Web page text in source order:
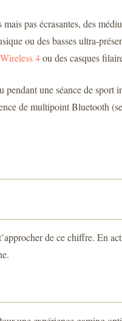
pas écrasantes, des
ou des basses ultra-
4ou des casques
une séance de
de multipoint Bluetooth
de ce chiffre. En